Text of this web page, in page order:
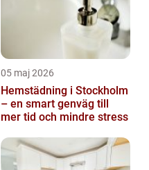
05 maj 2026
Hemstädning i Stockholm
– en smart genväg till
mer tid och mindre stress